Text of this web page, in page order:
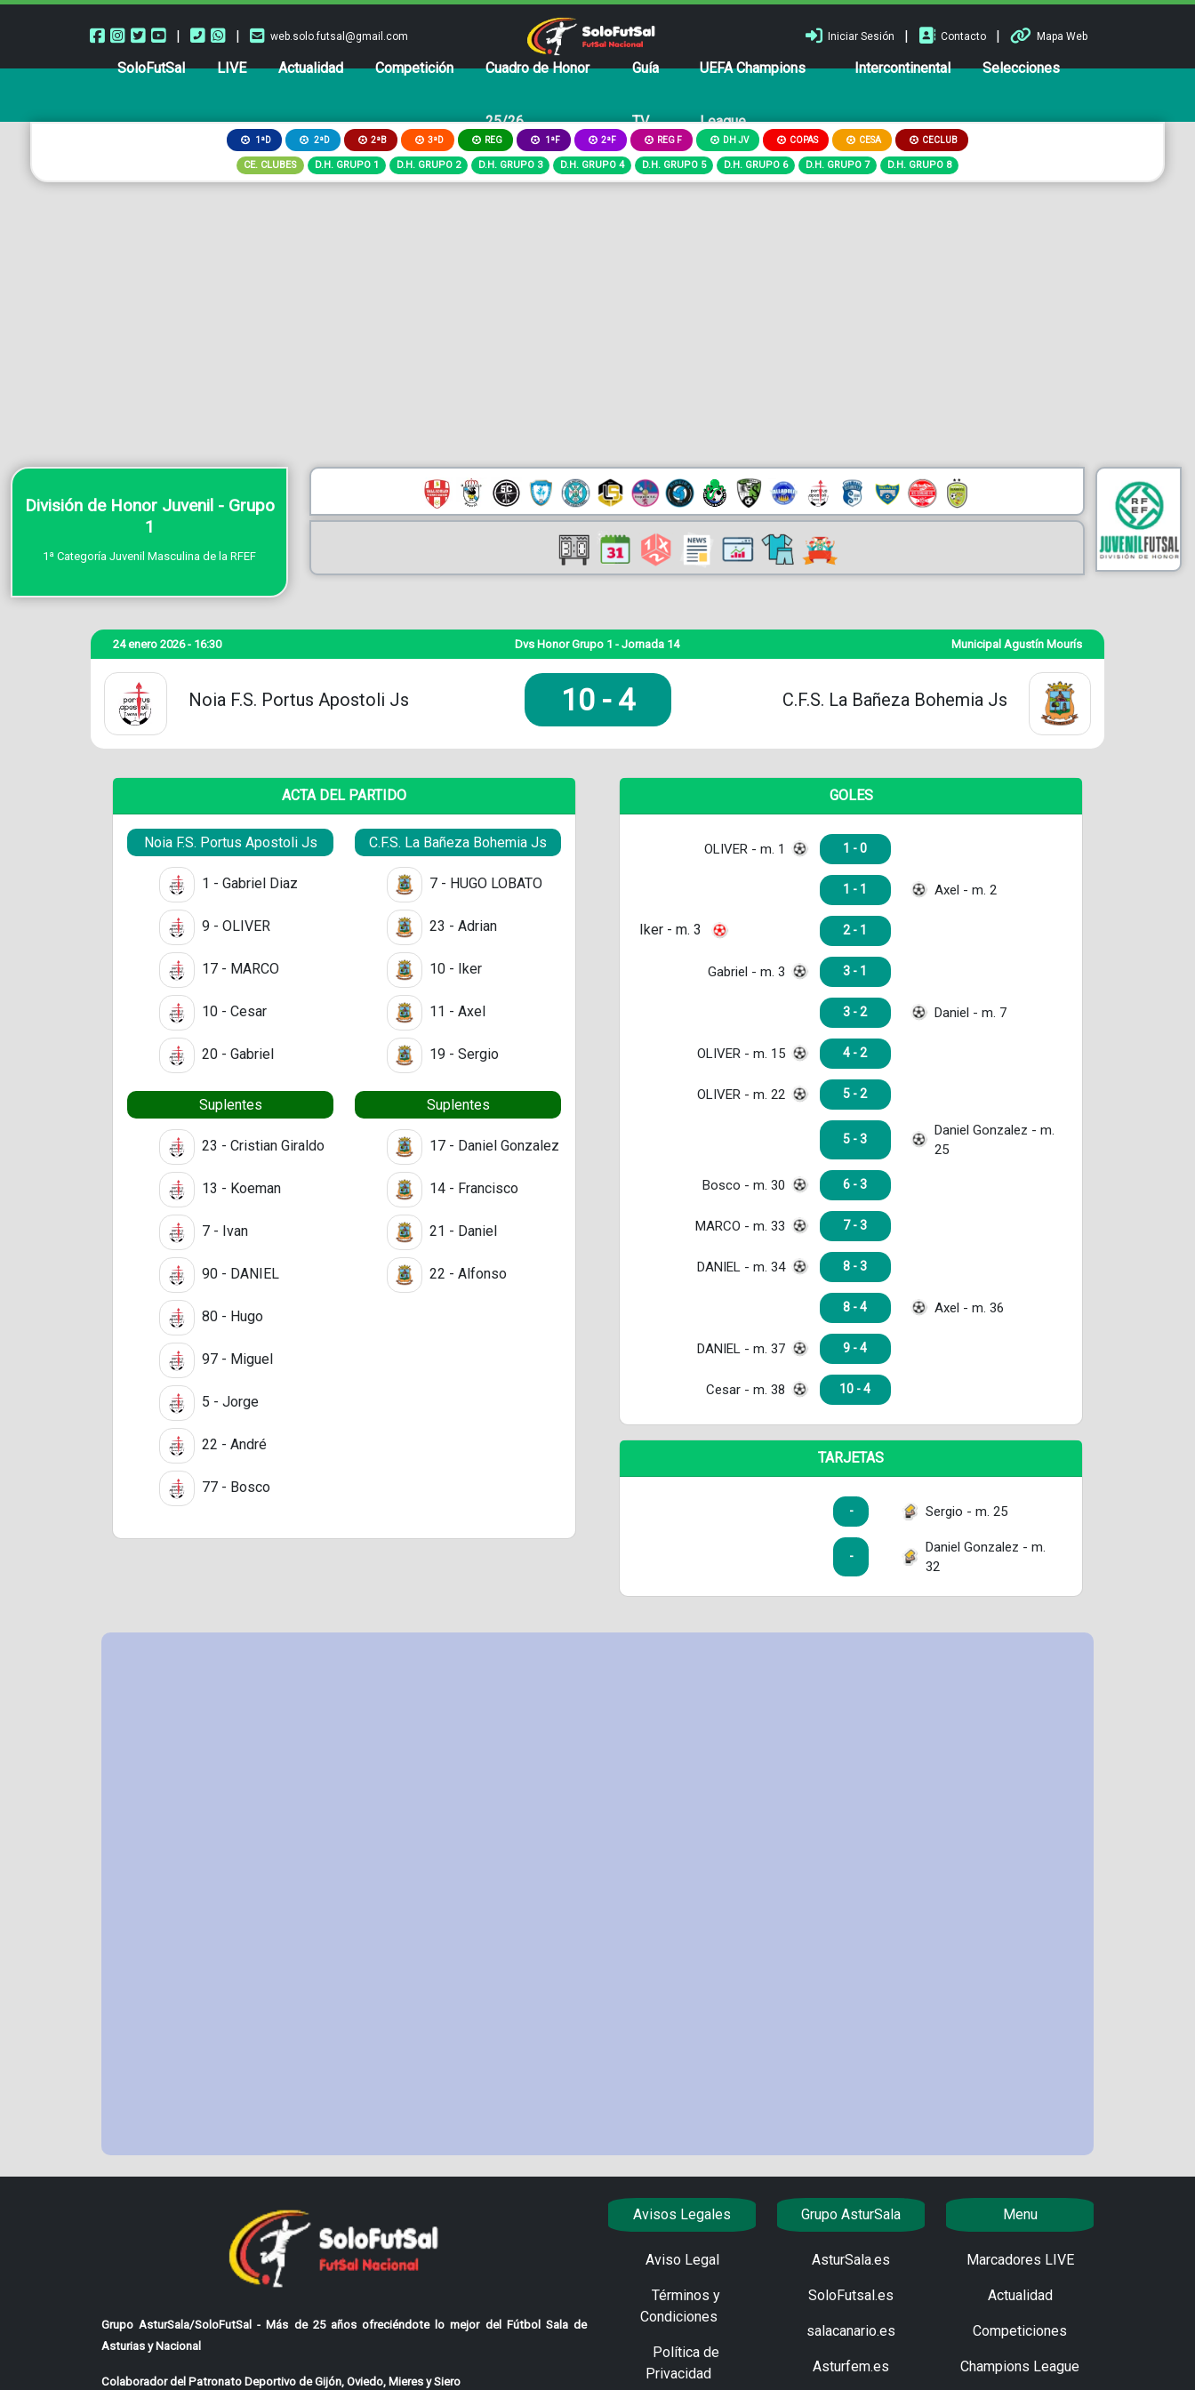
| | web.solo.futsal@gmail.com Iniciar Sesión | Contacto | Mapa Web
SoloFutSal LIVE Actualidad Competición Cuadro de Honor
25/26
Guía
TV
UEFA Champions
League
Intercontinental Selecciones
1ªD 2ªD 2ªB 3ªD REG 1ªF 2ªF REG F DH JV COPAS CESA CECLUB
CE. CLUBES D.H. GRUPO 1 D.H. GRUPO 2 D.H. GRUPO 3 D.H. GRUPO 4 D.H. GRUPO 5 D.H. GRUPO 6 D.H. GRUPO 7 D.H. GRUPO 8
División de Honor Juvenil - Grupo
1
1ª Categoría Juvenil Masculina de la RFEF
24 enero 2026 - 16:30 Dvs Honor Grupo 1 - Jornada 14 Municipal Agustín Mourís
Noia F.S. Portus Apostoli Js 10- 4 C.F.S. La Bañeza Bohemia Js
ACTA DEL PARTIDO
Noia F.S. Portus Apostoli Js
1 - Gabriel Diaz
9 - OLIVER
17 - MARCO
10 - Cesar
20 - Gabriel
Suplentes
23 - Cristian Giraldo
13 - Koeman
7 - Ivan
90 - DANIEL
80 - Hugo
97 - Miguel
5 - Jorge
22 - André
77 - Bosco
C.F.S. La Bañeza Bohemia Js
7 - HUGO LOBATO
23 - Adrian
10 - Iker
11 - Axel
19 - Sergio
Suplentes
17 - Daniel Gonzalez
14 - Francisco
21 - Daniel
22 - Alfonso
GOLES
OLIVER - m. 1 1 - 0
1 - 1 Axel - m. 2
Iker - m. 3 2 - 1
Gabriel - m. 3 3 - 1
3 - 2 Daniel - m. 7
OLIVER - m. 15 4 - 2
OLIVER - m. 22 5 - 2
5 - 3
Daniel Gonzalez - m.
25
Bosco - m. 30 6 - 3
MARCO - m. 33 7 - 3
DANIEL - m. 34 8 - 3
8 - 4 Axel - m. 36
DANIEL - m. 37 9 - 4
Cesar - m. 38 10 - 4
TARJETAS
- Sergio - m. 25
-
Daniel Gonzalez - m.
32
Grupo AsturSala/SoloFutSal - Más de 25 años ofreciéndote lo mejor del Fútbol Sala de
Asturias y Nacional
Colaborador del Patronato Deportivo de Gijón, Oviedo, Mieres y Siero
Avisos Legales
Aviso Legal
Términos y
Condiciones
Política de
Privacidad
Grupo AsturSala
AsturSala.es
SoloFutsal.es
salacanario.es
Asturfem.es
Menu
Marcadores LIVE
Actualidad
Competiciones
Champions League